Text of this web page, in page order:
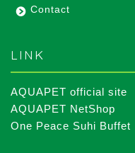
Contact
LINK
AQUAPET official site
AQUAPET NetShop
One Peace Suhi Buffet